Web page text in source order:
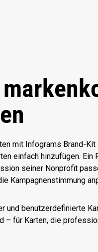
mit Infograms Brand-
einfach hinzufügen. Ein
seiner Nonprofit
Kampagnenstimmung
und benutzerdefinierte
– für Karten, die